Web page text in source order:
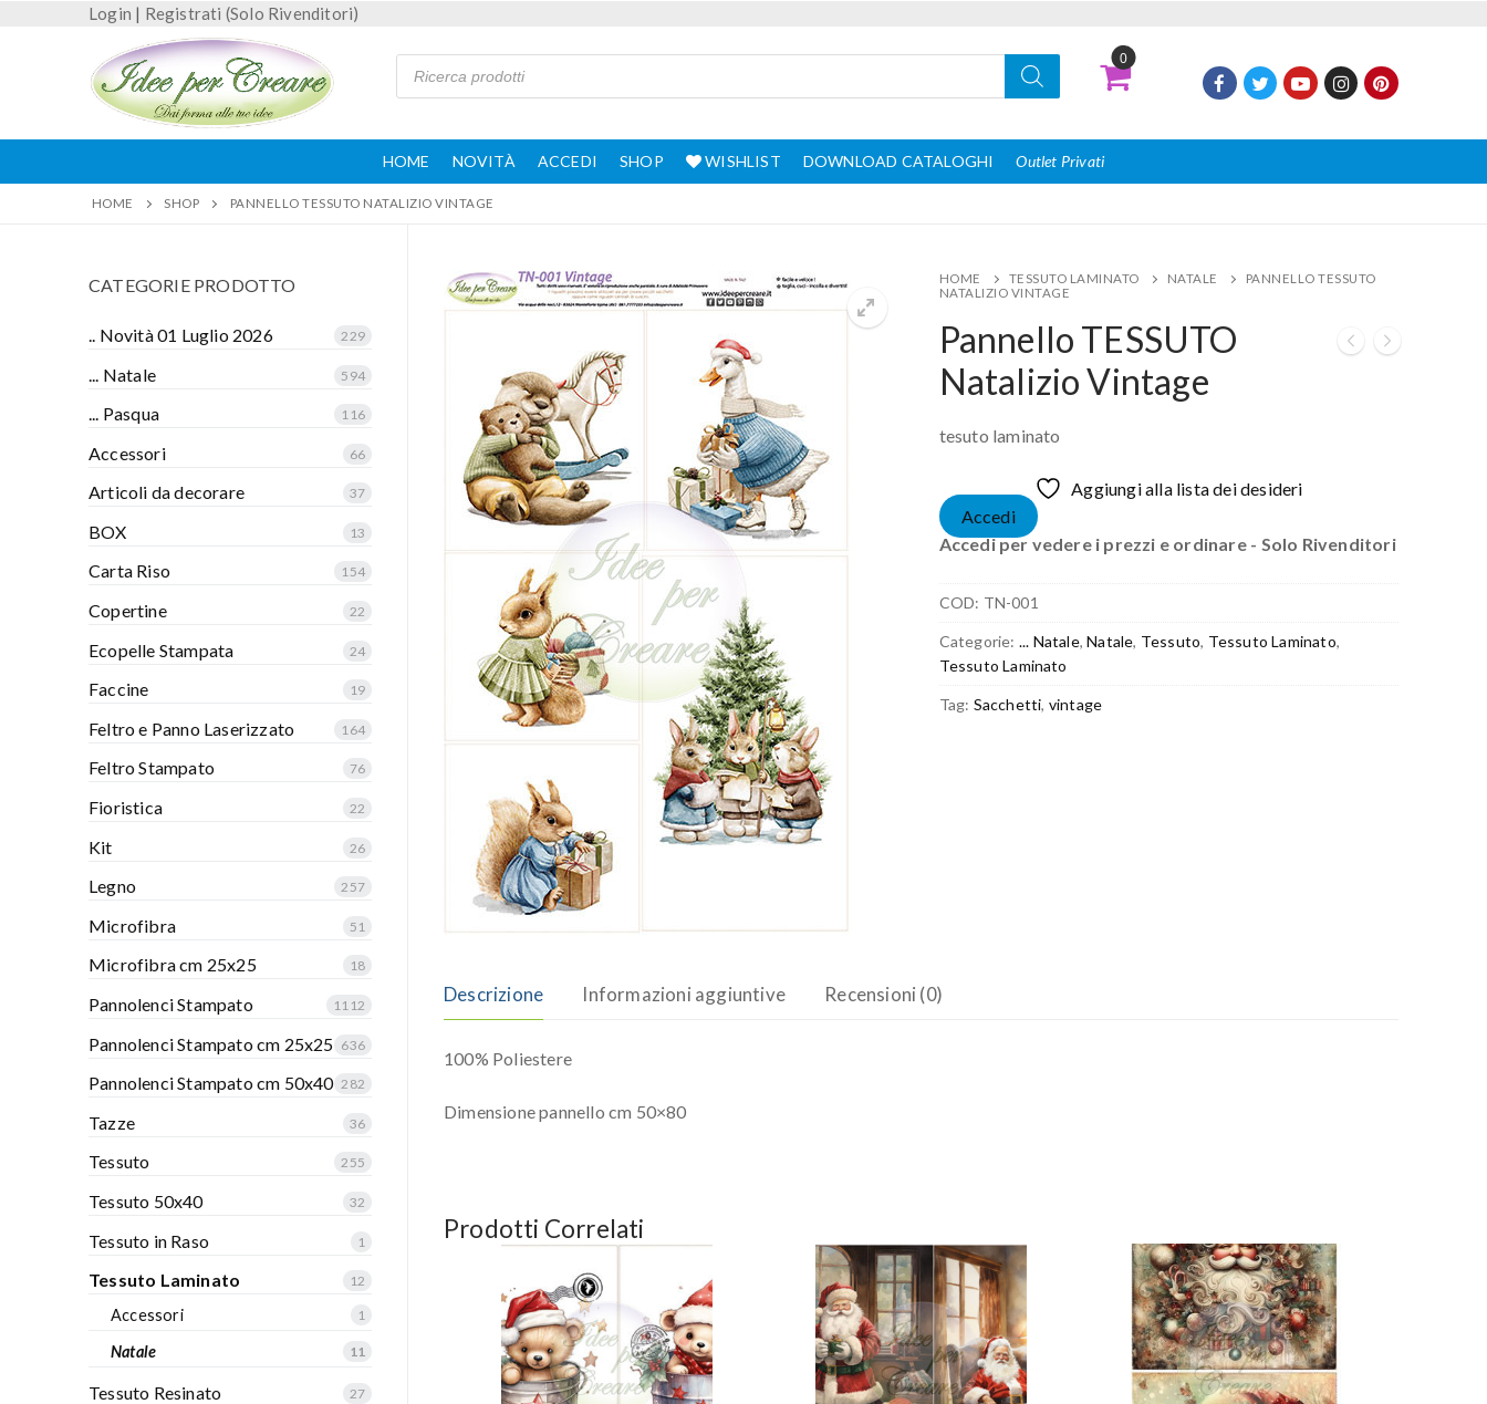
0
Login | Registrati (Solo Rivenditori)
HOME NOVITÀ ACCEDI SHOP WISHLIST DOWNLOAD CATALOGHI Outlet Privati
HOME SHOP PANNELLO TESSUTO NATALIZIO VINTAGE
HOME TESSUTO LAMINATO NATALE
PANNELLO TESSUTO
NATALIZIO VINTAGE
Pannello TESSUTO
Natalizio Vintage
tesuto laminato
Aggiungi alla lista dei desideri
Accedi
Accedi per vedere i prezzi e ordinare - Solo Rivenditori
COD: TN-001
Categorie: ... Natale,Natale, Tessuto, Tessuto Laminato,
Tessuto Laminato
Tag: Sacchetti, vintage
Descrizione Informazioni aggiuntive Recensioni (0)
100% Poliestere
Dimensione pannello cm 50×80
Prodotti Correlati
CATEGORIE PRODOTTO
.. Novità 01 Luglio 2026 229
... Natale 594
... Pasqua 116
Accessori 66
Articoli da decorare 37
BOX 13
Carta Riso 154
Copertine 22
Ecopelle Stampata 24
Faccine 19
Feltro e Panno Laserizzato 164
Feltro Stampato 76
Fioristica 22
Kit 26
Legno 257
Microfibra 51
Microfibra cm 25x25 18
Pannolenci Stampato 1112
Pannolenci Stampato cm 25x25 636
Pannolenci Stampato cm 50x40 282
Tazze 36
Tessuto 255
Tessuto 50x40 32
Tessuto in Raso 1
Tessuto Laminato 12
Accessori 1
Natale 11
Tessuto Resinato 27